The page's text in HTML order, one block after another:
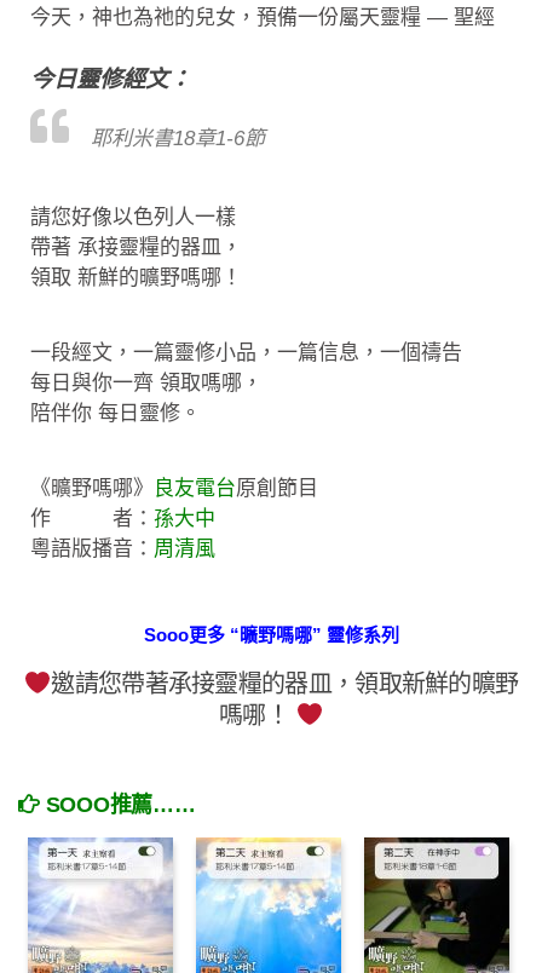
今天，神也為祂的兒女，預備一份屬天靈糧 — 聖經
今日靈修經文：
耶利米書18章1-6節
請您好像以色列人一樣
帶著 承接靈糧的器皿，
領取 新鮮的曠野嗎哪！
一段經文，一篇靈修小品，一篇信息，一個禱告
每日與你一齊 領取嗎哪，
陪伴你 每日靈修。
《曠野嗎哪》 良友電台原創節目
作 者： 孫大中
粵語版播音： 周清風
Sooo更多 “曠野嗎哪” 靈修系列
邀請您帶著承接靈糧的器皿，領取新鮮的曠野
嗎哪！
SOOO推薦……